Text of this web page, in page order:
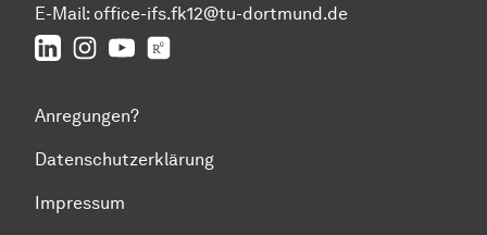
E-Mail: office-ifs.fk12@tu-dortmund.de
LinkedInIFS auf Instagram
IFS auf YouTube
Anregungen?
Datenschutzerklärung
Impressum